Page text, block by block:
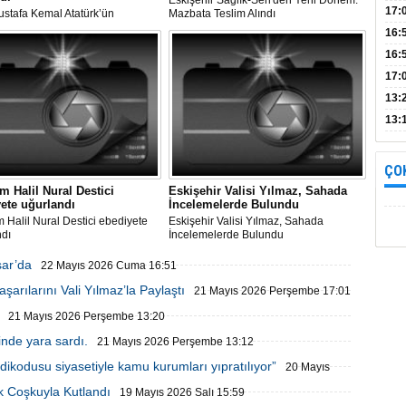
Kemal Atatürk’ün
İlk Ziyaretinin 106. Yılı
Kutlandı
Mazbata Teslim Alındı
Halil Nural Destici
uğurlandı
Halil Nural Destici ebediyete
Eskişehir Valisi Yılmaz, Sahada
İncelemelerde Bulundu
Eskişehir Valisi Yılmaz, Sahada
İncelemelerde Bulundu
22 Mayıs 2026 Cuma 16:51
Vali Yılmaz’la Paylaştı 21 Mayıs 2026 Perşembe 17:01
21 Mayıs 2026 Perşembe 13:20
yara sardı. 21 Mayıs 2026 Perşembe 13:12
siyasetiyle kamu kurumları yıpratılıyor”
20 Mayıs
Coşkuyla Kutlandı 19 Mayıs 2026 Salı 15:59